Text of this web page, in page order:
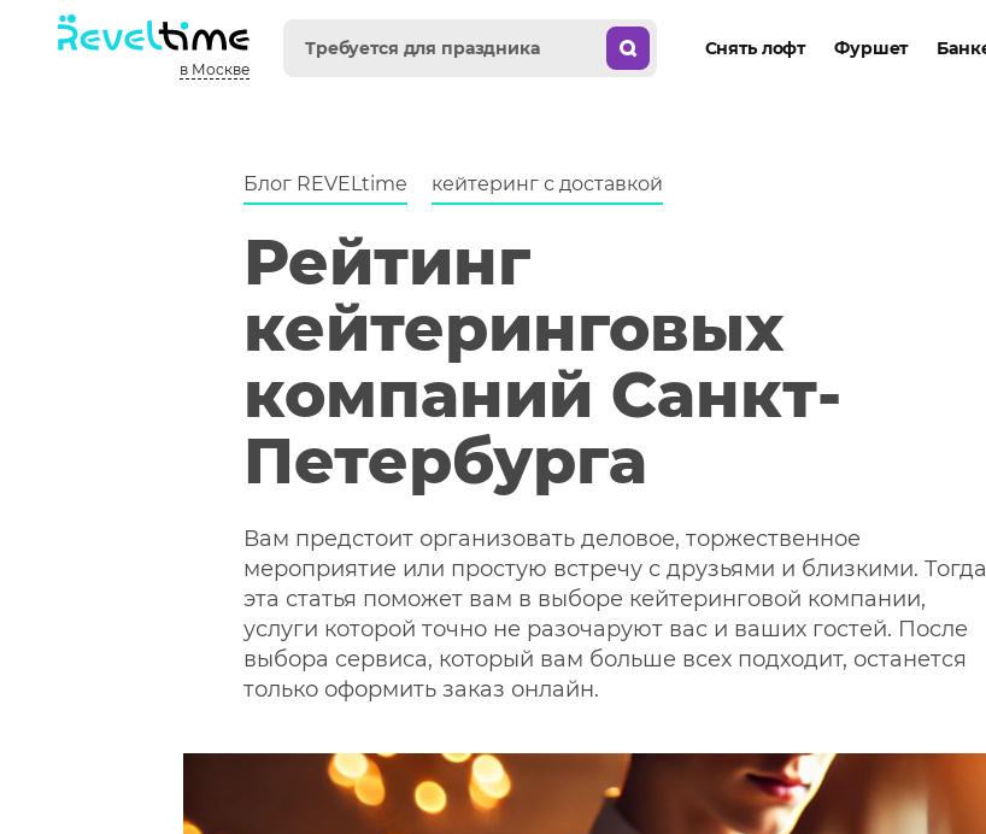
Блог REVELtime кейтеринг с доставкой
Рейтинг
кейтеринговых
компаний Санкт-
Петербурга
Вам предстоит организовать деловое, торжественное
мероприятие или простую встречу с друзьями и близкими. Тогда
эта статья поможет вам в выборе кейтеринговой компании,
услуги которой точно не разочаруют вас и ваших гостей. После
выбора сервиса, который вам больше всех подходит, останется
только оформить заказ онлайн.